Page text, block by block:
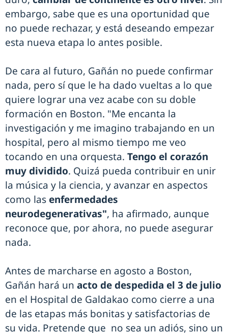
embargo, sabe que es una oportunidad que
no puede rechazar, y está deseando empezar
esta nueva etapa lo antes posible.
De cara al futuro, Gañán no puede confirmar
nada, pero sí que le ha dado vueltas a lo que
quiere lograr una vez acabe con su doble
formación en Boston. "Me encanta la
investigación y me imagino trabajando en un
hospital, pero al mismo tiempo me veo
tocando en una orquesta. Tengo el corazón
muy dividido. Quizá pueda contribuir en unir
la música y la ciencia, y avanzar en aspectos
como las enfermedades
neurodegenerativas", ha afirmado, aunque
reconoce que, por ahora, no puede asegurar
nada.
Antes de marcharse en agosto a Boston,
Gañán hará un acto de despedida el 3 de julio
en el Hospital de Galdakao como cierre a una
de las etapas más bonitas y satisfactorias de
su vida. Pretende que no sea un adiós, sino un